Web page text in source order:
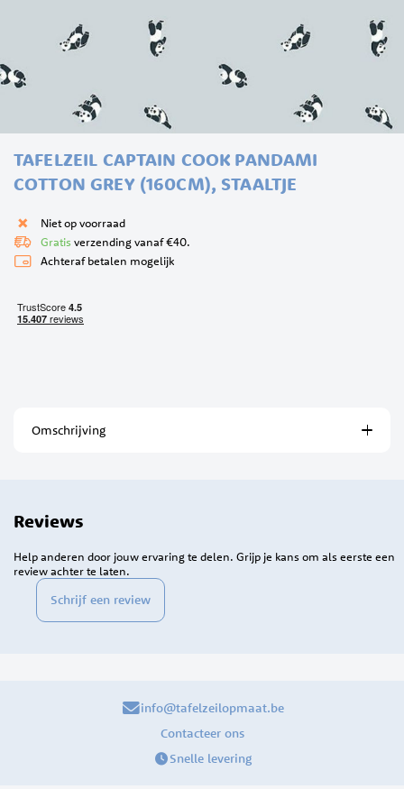
naar
het
begin
afbeeldingen-
gallerij
TAFELZEIL CAPTAIN COOK PANDAMI
COTTON GREY (160CM), STAALTJE
Niet op voorraad
Gratis verzending vanaf €40.
Achteraf betalen mogelijk
Omschrijving
Reviews
Schrijf een review
Help anderen door jouw ervaring te delen. Grijp je kans om als eerste een
review achter te laten.
info@tafelzeilopmaat.be
Contacteer ons
Snelle levering